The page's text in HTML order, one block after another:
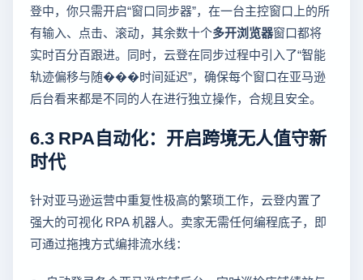
登中，你只需开启“窗口同步器”，在一台主控窗口上的所
有输入、点击、滚动，其余数十个多开浏览器窗口都将
实时百分百跟进。同时，云登在同步过程中引入了“智能
轨迹偏移与随���时间延迟”，确保每个窗口在亚马逊
后台看来都是不同的人在进行独立操作，合规且安全。
6.3 RPA自动化：开启跨境无人值守新
时代
针对亚马逊运营中重复性极高的繁琐工作，云登内置了
强大的可视化 RPA 机器人。卖家无需任何编程底子，即
可通过拖拽方式编排流水线：